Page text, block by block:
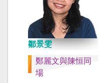
鄒景雯
鄭麗文與陳恒同
場